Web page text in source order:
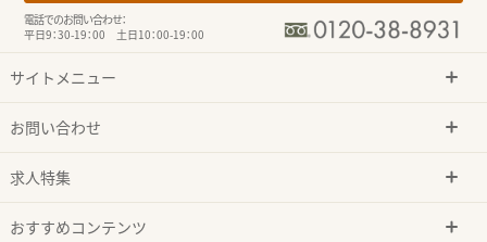
電話でのお問い合わせ：
平日9：30-19：00 土日10：00-19：00
サイトメニュー
お問い合わせ
求人特集
おすすめコンテンツ